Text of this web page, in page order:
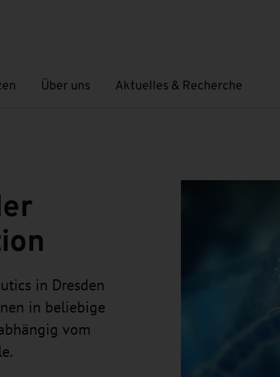
Über uns
Untermenü öffnenAktuelles & Recherche
Untermenü öffnen
in Dresden
in beliebige
vom